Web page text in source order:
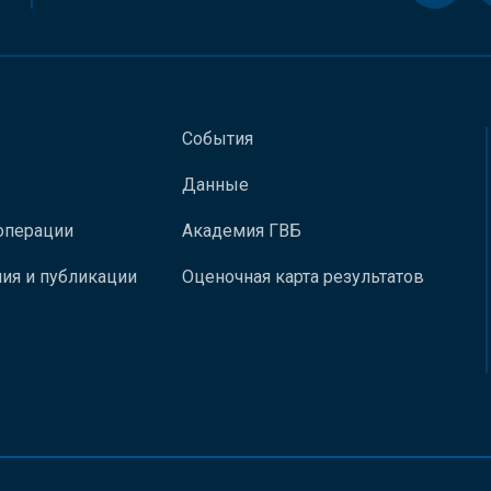
и публикации
События
Данные
Академия ГВБ
Оценочная карта результатов